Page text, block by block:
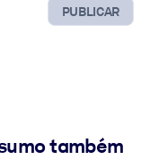
PUBLICAR
também